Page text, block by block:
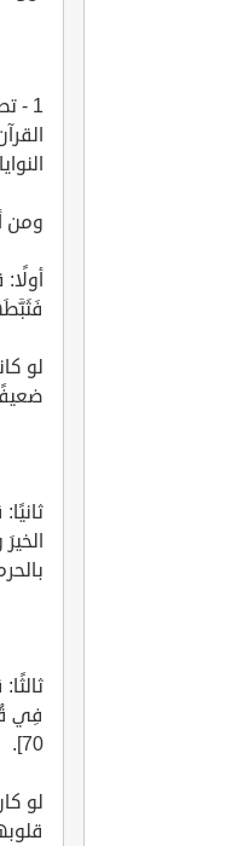
1 -
ومن
لو
فِي
70].
لو